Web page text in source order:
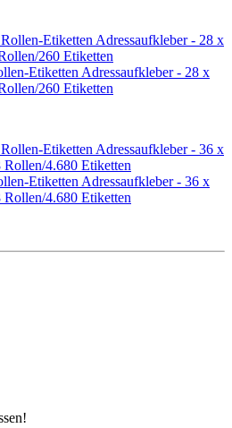
Etiketten Adressaufkleber - 28 x
260 Etiketten
Etiketten Adressaufkleber - 36 x
4.680 Etiketten